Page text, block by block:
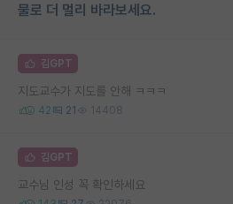
물로 더 멀리 바라보세요.
김GPT
지도교수가 지도를 안해 ㅋㅋㅋ
42 21 14408
김GPT
교수님 인성 꼭 확인하세요